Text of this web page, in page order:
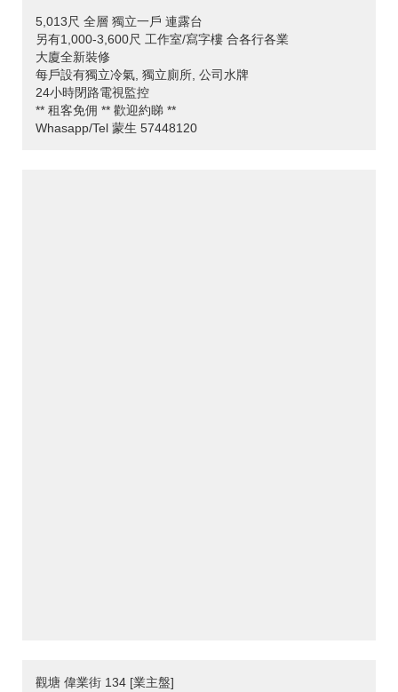
5,013尺 全層 獨立一戶 連露台
另有1,000-3,600尺 工作室/寫字樓 合各行各業
大廈全新裝修
每戶設有獨立冷氣, 獨立廁所, 公司水牌
24小時閉路電視監控
** 租客免佣 ** 歡迎約睇 **
Whasapp/Tel 蒙生 57448120
觀塘 偉業街 134 [業主盤]